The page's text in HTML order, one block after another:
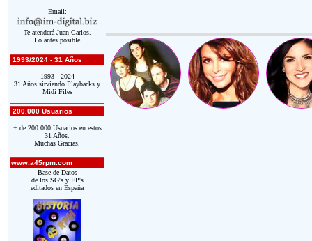
Email:
Te atenderá Juan Carlos.
Lo antes posible
1993/2024 - 31 Años
1993 - 2024
31 Años sirviendo Playbacks y
Midi Files
200.000 Usuarios
+ de 200.000 Usuarios en estos
31 Años.
Muchas Gracias.
www.a45rpm.com
Base de Datos
de los SG's y EP's
editados en España